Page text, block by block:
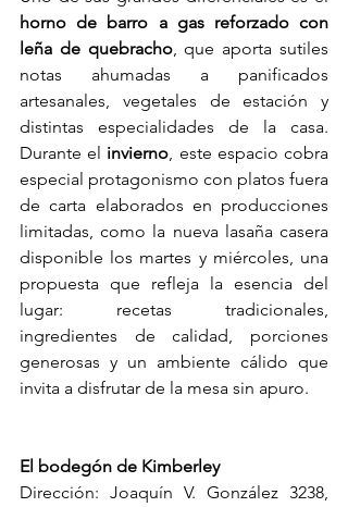
horno de barro a gas reforzado con
leña de quebracho, que aporta sutiles
notas ahumadas a panificados
artesanales, vegetales de estación y
distintas especialidades de la casa.
Durante el invierno, este espacio cobra
especial protagonismo con platos fuera
de carta elaborados en producciones
limitadas, como la nueva lasaña casera
disponible los martes y miércoles, una
propuesta que refleja la esencia del
lugar: recetas tradicionales,
ingredientes de calidad, porciones
generosas y un ambiente cálido que
invita a disfrutar de la mesa sin apuro.
El bodegón de Kimberley
Dirección: Joaquín V. González 3238,